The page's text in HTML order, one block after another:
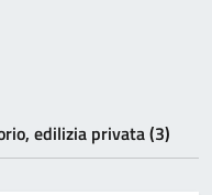
edilizia privata (3)